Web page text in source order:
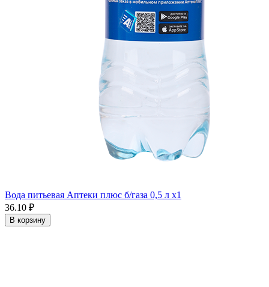
Вода питьевая Аптеки плюс б/газа 0,5 л x1
36.10 ₽
В корзину